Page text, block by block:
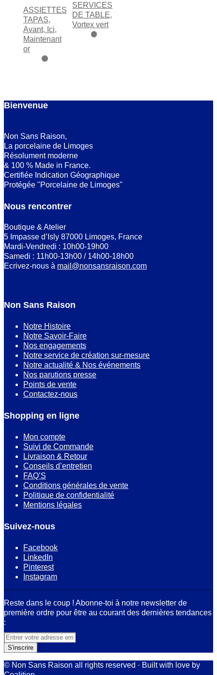
ASSIETTES
TAPAS,
Avant, Ici,
Maintenant
or
SERVICES
DE TABLE,
Vortex vert
Bienvenue
Non Sans Raison,
La porcelaine de Limoges
Résolument moderne
& 100 % Made in France.
Certifiée Indication Géographique
Protégée "Porcelaine de Limoges"
Nous rencontrer
Boutique & Atelier
5 Impasse d’Isly 87000 Limoges, France
Mardi-Vendredi : 10h00-19h00
Samedi : 11h00-13h00 / 14h00-18h00
Ecrivez-nous à mail@nonsansraison.com
Non Sans Raison
Notre Histoire
Notre Savoir-Faire
Nos engagements
Notre service de création sur-mesure
Notre actualité & Nos événements
Nos parutions presse
Points de vente
Contactez-nous
Shopping en ligne
Mon compte
Suivi de Commande
Livraison & Retour
Conseils d’entretien
FAQ’S
Conditions générales de vente
Politique de confidentialité
Mentions légales
Suivez-nous
Facebook
LinkedIn
Pinterest
Instagram
Reste dans le coup ! Abonne-toi à notre newsletter de
première ordre pour être au courant des dernières tendances
:
© Non Sans Raison all rights reserved · Built with love by